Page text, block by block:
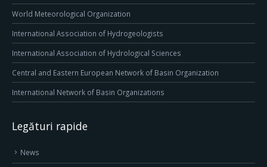
World Meteorological Organization
International Association of Hydrogeologists
International Association of Hydrological Sciences
Central and Eastern European Network of Basin Organization
International Network of Basin Organizations
Legături rapide
News